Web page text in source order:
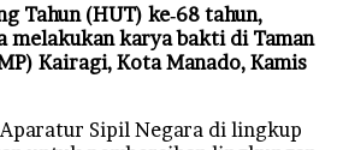
Tahun (HUT) ke‑68 tahun,
karya bakti di Taman
Kairagi, Kota Manado, Kamis
Sipil Negara di lingkup